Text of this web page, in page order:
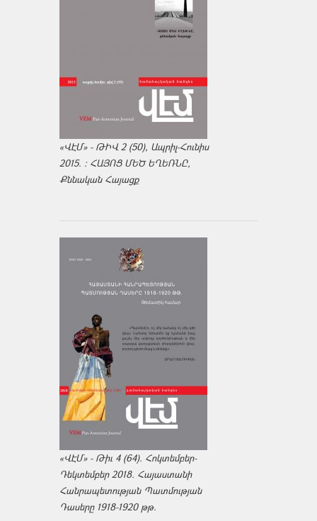
«ՎԷՄ» - ԹԻՎ 2 (50), Ապրիլ-Հունիս
2015. : ՀԱՅՈՑ ՄԵԾ ԵՂԵՌՆԸ,
Քննական Հայացք
«ՎԷՄ» - Թիւ 4 (64). Հոկտեմբեր-
Դեկտեմբեր 2018. Հայաստանի
Հանրապետության Պատմության
Դասերը 1918-1920 թթ.